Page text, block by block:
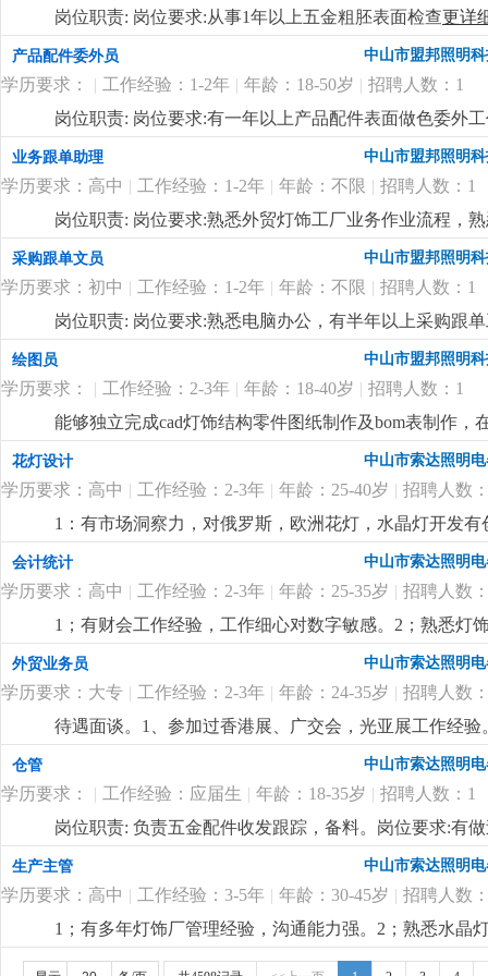
岗位职责: 岗位要求:从事1年以上五金粗胚表面检查更详
产品配件委外员 中山市盟邦照明
学历要求： | 工作经验：1-2年 | 年龄：18-50岁 | 招聘人数：1
岗位职责: 岗位要求:有一年以上产品配件表面做色委外
业务跟单助理 中山市盟邦照明
学历要求：高中 | 工作经验：1-2年 | 年龄：不限 | 招聘人数：1
岗位职责: 岗位要求:熟悉外贸灯饰工厂业务作业流程，
采购跟单文员 中山市盟邦照明
学历要求：初中 | 工作经验：1-2年 | 年龄：不限 | 招聘人数：1
岗位职责: 岗位要求:熟悉电脑办公，有半年以上采购跟
绘图员 中山市盟邦照明
学历要求： | 工作经验：2-3年 | 年龄：18-40岁 | 招聘人数：1
能够独立完成cad灯饰结构零件图纸制作及bom表制作
准。更详细...
花灯设计 中山市索达照明
学历要求：高中 | 工作经验：2-3年 | 年龄：25-40岁 | 招聘人数
1：有市场洞察力，对俄罗斯，欧洲花灯，水晶灯开发
力。更详细...
会计统计 中山市索达照明
学历要求：高中 | 工作经验：2-3年 | 年龄：25-35岁 | 招聘人数
1；有财会工作经验，工作细心对数字敏感。2；熟悉灯
核算，懂看产品bom表。更详细...
外贸业务员 中山市索达照明
学历要求：大专 | 工作经验：2-3年 | 年龄：24-35岁 | 招聘人数
待遇面谈。1、参加过香港展、广交会，光亚展工作经
也有客户平台收入可观。更详细...
仓管 中山市索达照明
学历要求： | 工作经验：应届生 | 年龄：18-35岁 | 招聘人数：1
岗位职责: 负责五金配件收发跟踪，备料。岗位要求:有
生产主管 中山市索达照明
学历要求：高中 | 工作经验：3-5年 | 年龄：30-45岁 | 招聘人数
1；有多年灯饰厂管理经验，沟通能力强。2；熟悉水晶
付出精神，人品高尚。更详细...